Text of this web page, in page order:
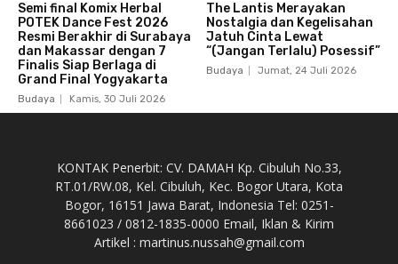
Semi final Komix Herbal
POTEK Dance Fest 2026
Resmi Berakhir di Surabaya
dan Makassar dengan 7
Finalis Siap Berlaga di
Grand Final Yogyakarta
Budaya Kamis, 30 Juli 2026
The Lantis Merayakan
Nostalgia dan Kegelisahan
Jatuh Cinta Lewat
“(Jangan Terlalu) Posessif”
Budaya Jumat, 24 Juli 2026
KONTAK Penerbit: CV. DAMAH Kp. Cibuluh No.33,
RT.01/RW.08, Kel. Cibuluh, Kec. Bogor Utara, Kota
Bogor, 16151 Jawa Barat, Indonesia Tel: 0251-
8661023 / 0812-1835-0000 Email, Iklan & Kirim
Artikel : martinus.nussah@gmail.com